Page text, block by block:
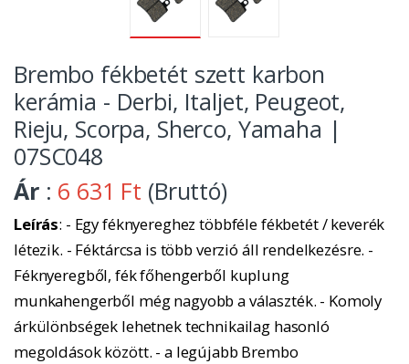
Brembo fékbetét szett karbon
kerámia - Derbi, Italjet, Peugeot,
Rieju, Scorpa, Sherco, Yamaha |
07SC048
Ár : 6 631 Ft (Bruttó)
Leírás: - Egy féknyereghez többféle fékbetét / keverék
létezik. - Féktárcsa is több verzió áll rendelkezésre. -
Féknyeregből, fék főhengerből kuplung
munkahengerből még nagyobb a választék. - Komoly
árkülönbségek lehetnek technikailag hasonló
megoldások között. - a legújabb Brembo